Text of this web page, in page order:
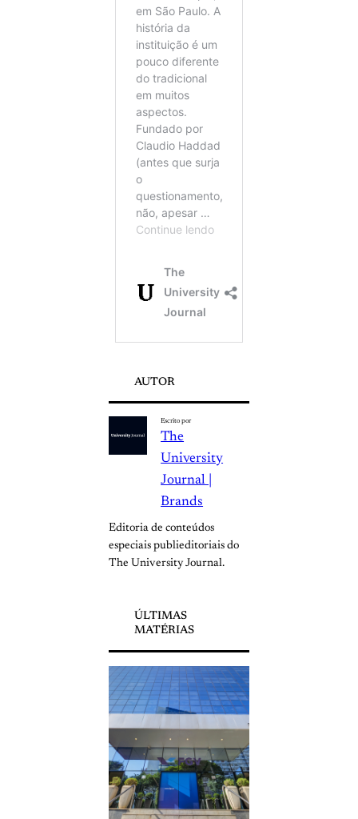
AUTOR
Escrito por
The
University
Journal |
Brands
Editoria de conteúdos
especiais publieditoriais do
The University Journal.
ÚLTIMAS
MATÉRIAS